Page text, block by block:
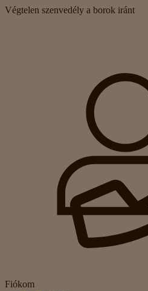
Végtelen szenvedély a borok iránt
Fiókom